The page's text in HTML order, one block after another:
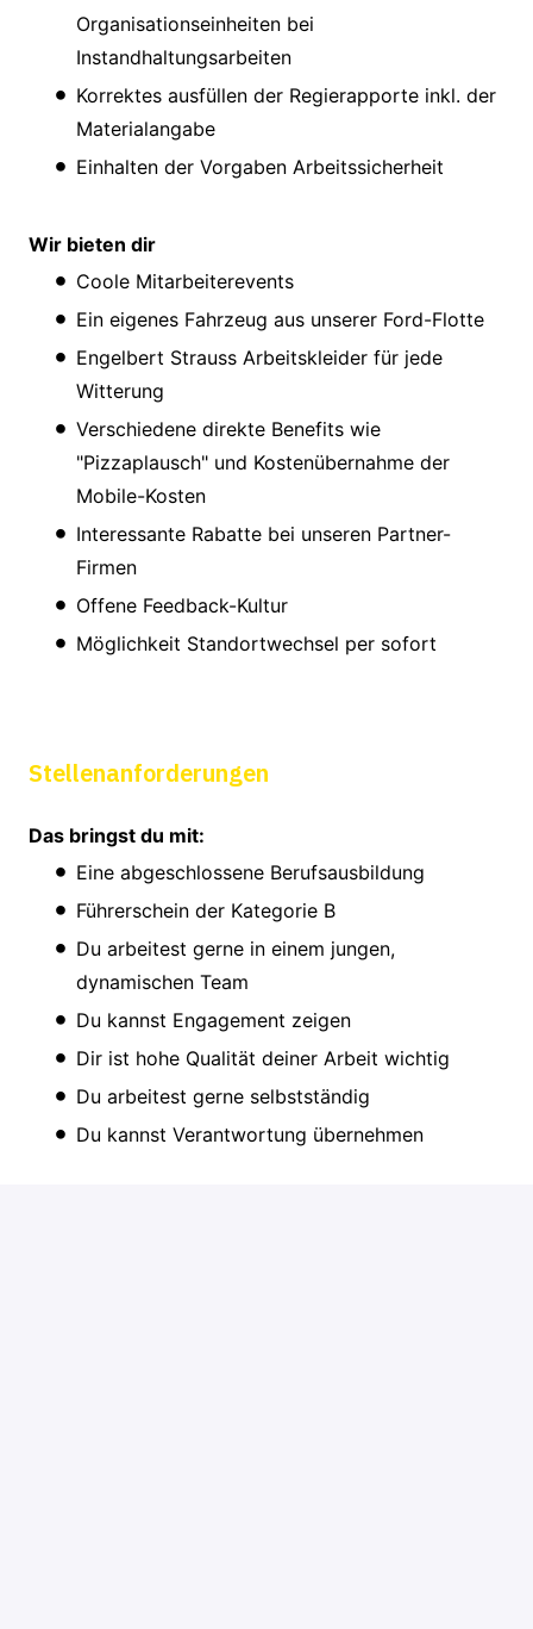
Organisationseinheiten bei
Instandhaltungsarbeiten
Korrektes ausfüllen der Regierapporte inkl. der
Materialangabe
Einhalten der Vorgaben Arbeitssicherheit
Wir bieten dir
Coole Mitarbeiterevents
Ein eigenes Fahrzeug aus unserer Ford-Flotte
Engelbert Strauss Arbeitskleider für jede
Witterung
Verschiedene direkte Benefits wie
"Pizzaplausch" und Kostenübernahme der
Mobile-Kosten
Interessante Rabatte bei unseren Partner-
Firmen
Offene Feedback-Kultur
Möglichkeit Standortwechsel per sofort
Stellenanforderungen
Das bringst du mit:
Eine abgeschlossene Berufsausbildung
Führerschein der Kategorie B
Du arbeitest gerne in einem jungen,
dynamischen Team
Du kannst Engagement zeigen
Dir ist hohe Qualität deiner Arbeit wichtig
Du arbeitest gerne selbstständig
Du kannst Verantwortung übernehmen